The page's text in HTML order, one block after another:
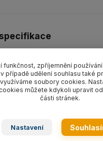
L dle výběru, šíře 30mm,
dle EN 1492-1.
funkčnost, zpříjemnění
případě udělení souhlasu také
soubory cookies.
můžete kdykoli upravit
části stránek.
Nastavení